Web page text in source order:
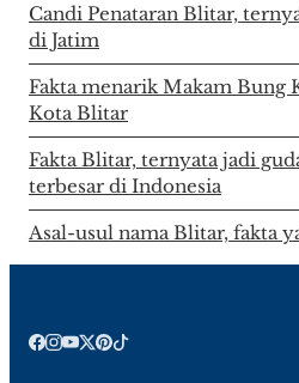
Candi Penataran Blitar,
di Jatim
Fakta menarik Makam Bung
Kota Blitar
Fakta Blitar, ternyata jadi
terbesar di Indonesia
Asal-usul nama Blitar, fakta